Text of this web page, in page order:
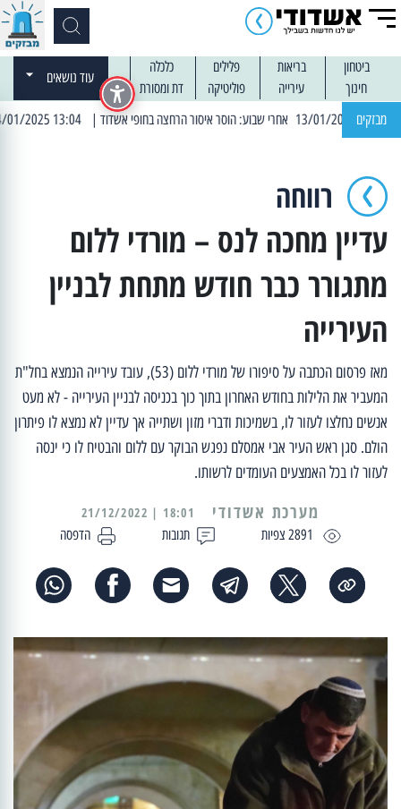
ביטחון בריאות פלילים
כלכלה
חינוך
עירייה פוליטיקה דת ומסורת
עוד נושאים
מבזקים | 13:04 14/01/2025 עובדים בלילות: עבודות קרצוף וריבוד אספלט
רווחה
עדיין מחכה לנס – מורדי ללום
מתגורר כבר חודש מתחת לבניין
העירייה
מאז פרסום הכתבה על סיפורו של מורדי ללום (53), עובד עירייה הנמצא בחל"ת
המעביר את הלילות בחודש האחרון בתוך כוך בכניסה לבניין העירייה - לא מעט
אנשים נחלצו לעזור לו, בשמיכות ודברי מזון ושתייה אך עדיין לא נמצא לו פיתרון
הולם. סגן ראש העיר אבי אמסלם נפגש הבוקר עם ללום והבטיח לו כי ינסה
לעזור לו בכל האמצעים העומדים לרשותו.
2891 צפיות תגובות הדפסה
מערכת אשדודי 18:01 | 21/12/2022